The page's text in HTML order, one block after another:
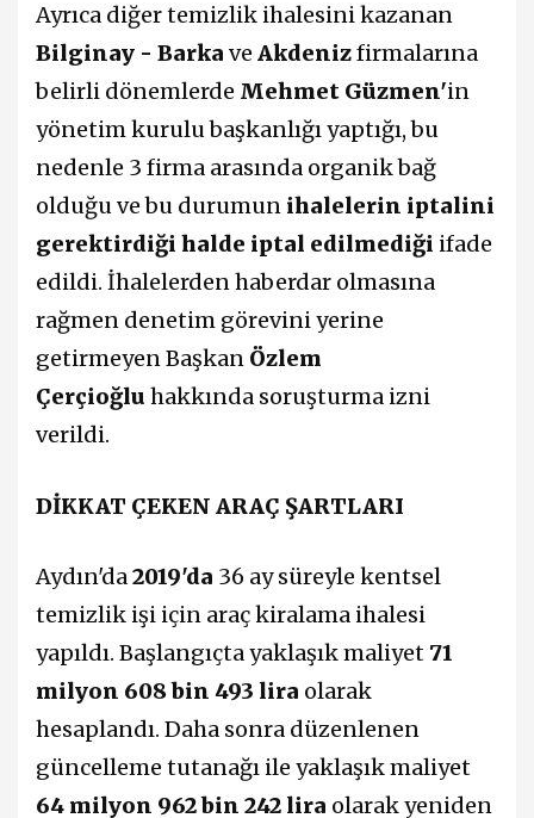
Ayrıca diğer temizlik ihalesini kazanan
Bilginay - Barka ve Akdenizfirmalarına
belirli dönemlerde Mehmet Güzmen'in
yönetim kurulu başkanlığı yaptığı, bu
nedenle 3 firma arasında organik bağ
olduğu ve bu durumun ihalelerin iptalini
gerektirdiği halde iptal edilmediği ifade
edildi. İhalelerden haberdar olmasına
rağmen denetim görevini yerine
getirmeyen Başkan Özlem
Çerçioğlu hakkında soruşturma izni
verildi.
DİKKAT ÇEKEN ARAÇ ŞARTLARI
Aydın'da2019'da 36 ay süreyle kentsel
temizlik işi için araç kiralama ihalesi
yapıldı. Başlangıçta yaklaşık maliyet71
milyon 608 bin 493 lira olarak
hesaplandı. Daha sonra düzenlenen
güncelleme tutanağı ile yaklaşık maliyet
64 milyon 962 bin 242 lira olarak yeniden